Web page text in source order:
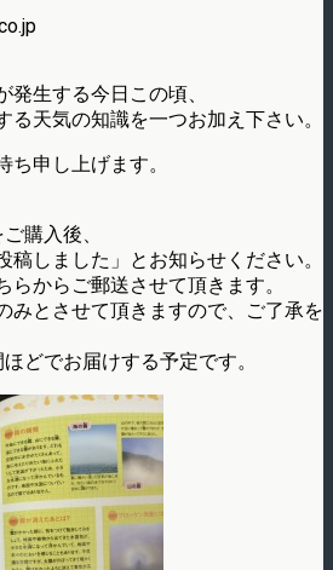
生する今日この頃、
る天気の知識を一つお加え下さい。
ち申し上げます。
購入後、
稿しました」とお知らせください。
からご郵送させて頂きます。
みとさせて頂きますので、ご了承を
どでお届けする予定です。